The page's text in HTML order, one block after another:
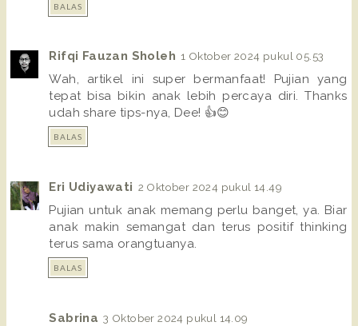
BALAS
Rifqi Fauzan Sholeh 1 Oktober 2024 pukul 05.53
Wah, artikel ini super bermanfaat! Pujian yang
tepat bisa bikin anak lebih percaya diri. Thanks
udah share tips-nya, Dee! 👍😊
BALAS
Eri Udiyawati 2 Oktober 2024 pukul 14.49
Pujian untuk anak memang perlu banget, ya. Biar
anak makin semangat dan terus positif thinking
terus sama orangtuanya.
BALAS
Sabrina 3 Oktober 2024 pukul 14.09